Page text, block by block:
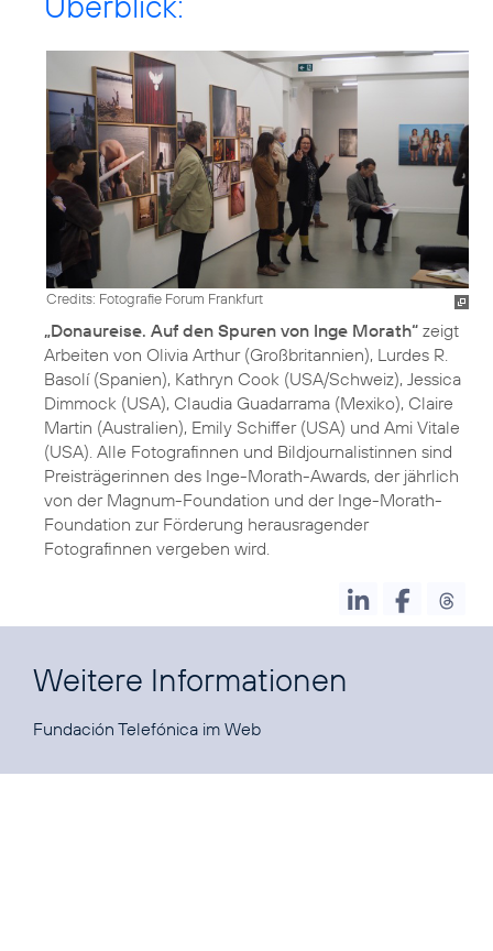
Credits: Fotografie Forum Frankfurt
„Donaureise. Auf den Spuren von Inge Morath“ zeigt
Arbeiten von Olivia Arthur (Großbritannien), Lurdes R.
Basolí (Spanien), Kathryn Cook (USA/Schweiz), Jessica
Dimmock (USA), Claudia Guadarrama (Mexiko), Claire
Martin (Australien), Emily Schiffer (USA) und Ami Vitale
(USA). Alle Fotografinnen und Bildjournalistinnen sind
Preisträgerinnen des Inge-Morath-Awards, der jährlich
von der Magnum-Foundation und der Inge-Morath-
Foundation zur Förderung herausragender
Fotografinnen vergeben wird.
Weitere Informationen
Fundación Telefónica im Web